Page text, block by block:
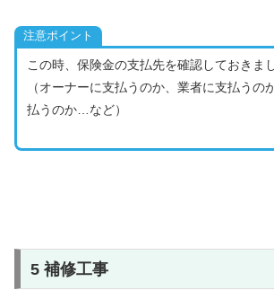
注意ポイント
この時、保険金の支払先を確認しておきま
（オーナーに支払うのか、業者に支払うの
払うのか…など）
5 補修工事